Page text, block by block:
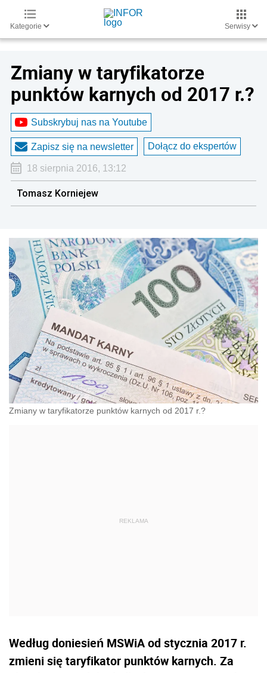
Kategorie Serwisy
Zmiany w taryfikatorze
punktów karnych od 2017 r.?
Subskrybuj nas na Youtube
Zapisz się na newsletter Dołącz do ekspertów
18 sierpnia 2016, 13:12
Tomasz Korniejew
Zmiany w taryfikatorze punktów karnych od 2017 r.?
Według doniesień MSWiA od stycznia 2017 r.
zmieni się taryfikator punktów karnych. Za